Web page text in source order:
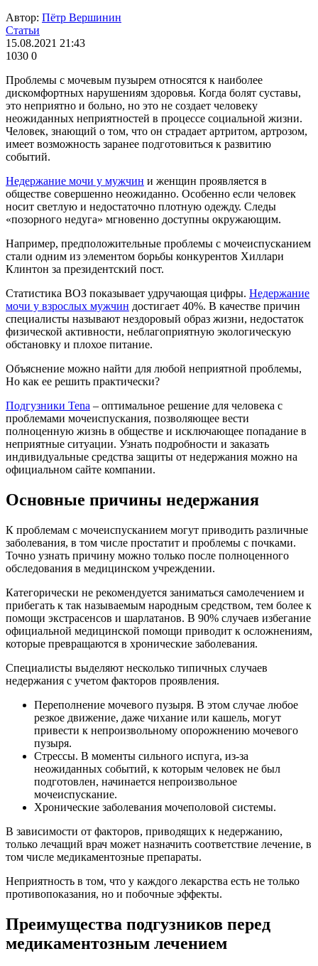
Автор: Пётр Вершинин
Статьи
15.08.2021 21:43
1030 0
Проблемы с мочевым пузырем относятся к наиболее
дискомфортных нарушениям здоровья. Когда болят суставы,
это неприятно и больно, но это не создает человеку
неожиданных неприятностей в процессе социальной жизни.
Человек, знающий о том, что он страдает артритом, артрозом,
имеет возможность заранее подготовиться к развитию
событий.
Недержание мочи у мужчин и женщин проявляется в
обществе совершенно неожиданно. Особенно если человек
носит светлую и недостаточно плотную одежду. Следы
«позорного недуга» мгновенно доступны окружающим.
Например, предположительные проблемы с мочеиспусканием
стали одним из элементом борьбы конкурентов Хиллари
Клинтон за президентский пост.
Статистика ВОЗ показывает удручающая цифры. Недержание
мочи у взрослых мужчин достигает 40%. В качестве причин
специалисты называют нездоровый образ жизни, недостаток
физической активности, неблагоприятную экологическую
обстановку и плохое питание.
Объяснение можно найти для любой неприятной проблемы,
Но как ее решить практически?
Подгузники Tena – оптимальное решение для человека с
проблемами мочеиспускания, позволяющее вести
полноценную жизнь в обществе и исключающее попадание в
неприятные ситуации. Узнать подробности и заказать
индивидуальные средства защиты от недержания можно на
официальном сайте компании.
Основные причины недержания
К проблемам с мочеиспусканием могут приводить различные
заболевания, в том числе простатит и проблемы с почками.
Точно узнать причину можно только после полноценного
обследования в медицинском учреждении.
Категорически не рекомендуется заниматься самолечением и
прибегать к так называемым народным средством, тем более к
помощи экстрасенсов и шарлатанов. В 90% случаев избегание
официальной медицинской помощи приводит к осложнениям,
которые превращаются в хронические заболевания.
Специалисты выделяют несколько типичных случаев
недержания с учетом факторов проявления.
Переполнение мочевого пузыря. В этом случае любое
резкое движение, даже чихание или кашель, могут
привести к непроизвольному опорожнению мочевого
пузыря.
Стрессы. В моменты сильного испуга, из-за
неожиданных событий, к которым человек не был
подготовлен, начинается непроизвольное
мочеиспускание.
Хронические заболевания мочеполовой системы.
В зависимости от факторов, приводящих к недержанию,
только лечащий врач может назначить соответствие лечение, в
том числе медикаментозные препараты.
Неприятность в том, что у каждого лекарства есть не только
противопоказания, но и побочные эффекты.
Преимущества подгузников перед
медикаментозным лечением